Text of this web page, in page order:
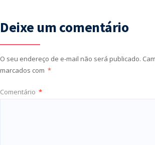
Deixe um comentário
O seu endereço de e-mail não será publicado.
marcados com *
Comentário *